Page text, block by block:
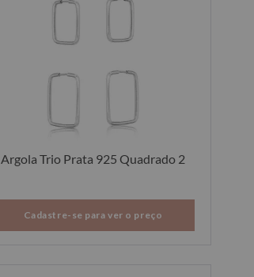
Argola Trio Prata 925 Quadrado 2
Cadastre-se para ver o preço